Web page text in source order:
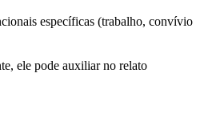
específicas (trabalho, convívio
ele pode auxiliar no relato